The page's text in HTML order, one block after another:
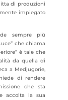
di produzioni
impiegato
sempre più
che chiama
è tale che
da quella di
a Medjugorie,
di rendere
che sta
accolta la sua